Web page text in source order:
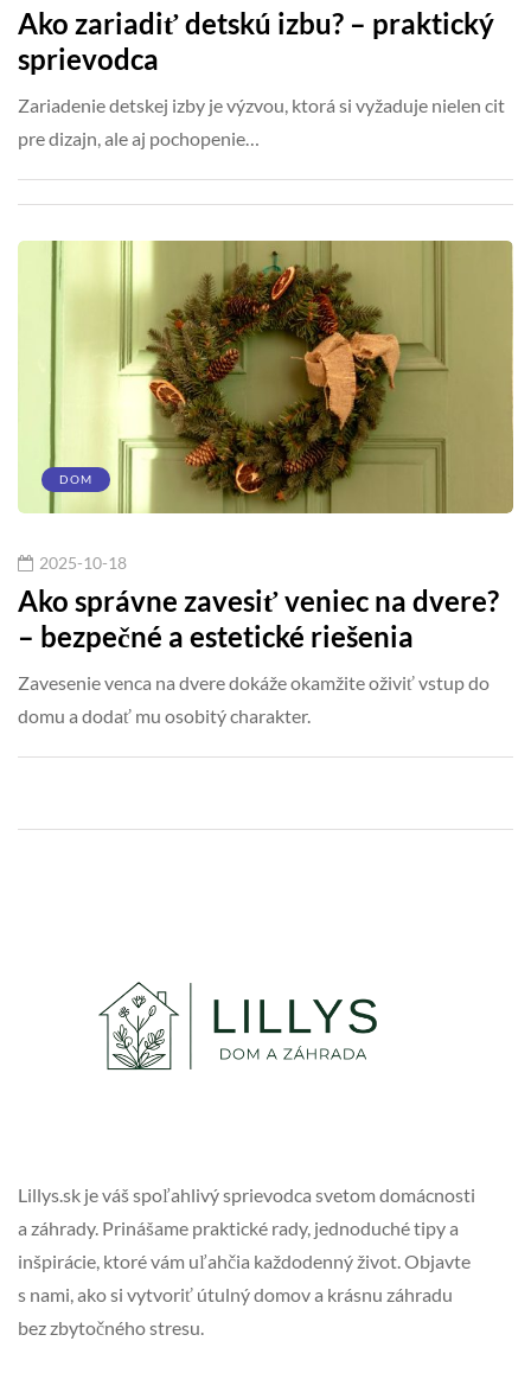
Ako zariadiť detskú izbu? – praktický
sprievodca
Zariadenie detskej izby je výzvou, ktorá si vyžaduje nielen cit
pre dizajn, ale aj pochopenie…
DOM
2025-10-18
Ako správne zavesiť veniec na dvere?
– bezpečné a estetické riešenia
Zavesenie venca na dvere dokáže okamžite oživiť vstup do
domu a dodať mu osobitý charakter.
Lillys.sk je váš spoľahlivý sprievodca svetom domácnosti
a záhrady. Prinášame praktické rady, jednoduché tipy a
inšpirácie, ktoré vám uľahčia každodenný život. Objavte
s nami, ako si vytvoriť útulný domov a krásnu záhradu
bez zbytočného stresu.